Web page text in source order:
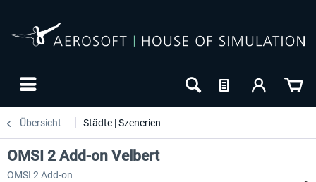
Übersicht Städte | Szenerien
OMSI 2 Add-on Velbert
OMSI 2 Add-on